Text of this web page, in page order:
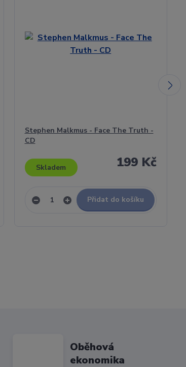
Stephen Malkmus - Face The Truth -
CD
199 Kč
Skladem
Přidat do košíku
Oběhová
ekonomika